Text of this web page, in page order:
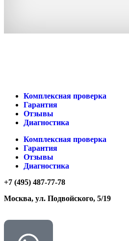
Комплексная проверка
Гарантия
Отзывы
Диагностика
Комплексная проверка
Гарантия
Отзывы
Диагностика
+7 (495) 487-77-78
Москва, ул. Подвойского, 5/19